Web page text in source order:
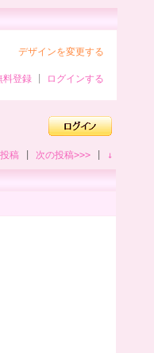
デザインを変更する
料登録 ログインする
稿 次の投稿>>> ↓